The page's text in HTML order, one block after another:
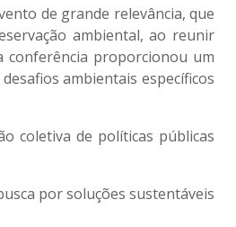
de grande relevância, que
ambiental, ao reunir
conferência proporcionou um
ambientais específicos
coletiva de políticas públicas
por soluções sustentáveis